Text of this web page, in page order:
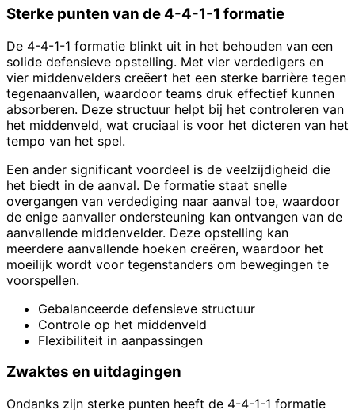
Sterke punten van de 4-4-1-1 formatie
De 4-4-1-1 formatie blinkt uit in het behouden van een
solide defensieve opstelling. Met vier verdedigers en
vier middenvelders creëert het een sterke barrière tegen
tegenaanvallen, waardoor teams druk effectief kunnen
absorberen. Deze structuur helpt bij het controleren van
het middenveld, wat cruciaal is voor het dicteren van het
tempo van het spel.
Een ander significant voordeel is de veelzijdigheid die
het biedt in de aanval. De formatie staat snelle
overgangen van verdediging naar aanval toe, waardoor
de enige aanvaller ondersteuning kan ontvangen van de
aanvallende middenvelder. Deze opstelling kan
meerdere aanvallende hoeken creëren, waardoor het
moeilijk wordt voor tegenstanders om bewegingen te
voorspellen.
Gebalanceerde defensieve structuur
Controle op het middenveld
Flexibiliteit in aanpassingen
Zwaktes en uitdagingen
Ondanks zijn sterke punten heeft de 4-4-1-1 formatie